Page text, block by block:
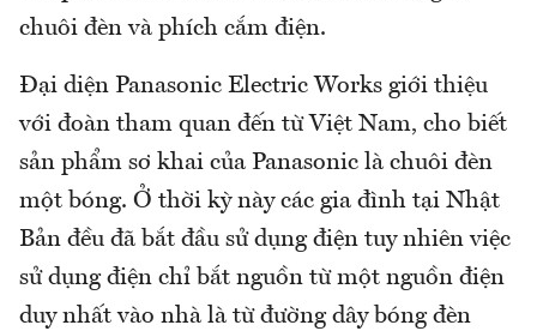
chuôi đèn và phích cắm điện.
Đại diện Panasonic Electric Works giới thiệu
với đoàn tham quan đến từ Việt Nam, cho biết
sản phẩm sơ khai của Panasonic là chuôi đèn
một bóng. Ở thời kỳ này các gia đình tại Nhật
Bản đều đã bắt đầu sử dụng điện tuy nhiên việc
sử dụng điện chỉ bắt nguồn từ một nguồn điện
duy nhất vào nhà là từ đường dây bóng đèn